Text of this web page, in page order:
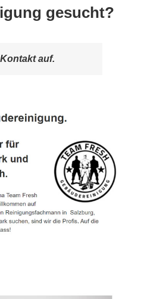
gesucht?
auf.